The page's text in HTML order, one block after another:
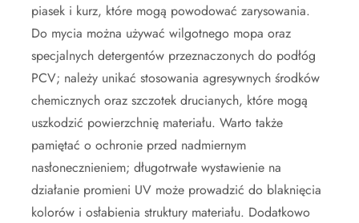
piasek i kurz, które mogą powodować zarysowania.
Do mycia można używać wilgotnego mopa oraz
specjalnych detergentów przeznaczonych do podłóg
PCV; należy unikać stosowania agresywnych środków
chemicznych oraz szczotek drucianych, które mogą
uszkodzić powierzchnię materiału. Warto także
pamiętać o ochronie przed nadmiernym
nasłonecznieniem; długotrwałe wystawienie na
działanie promieni UV może prowadzić do blaknięcia
kolorów i osłabienia struktury materiału. Dodatkowo